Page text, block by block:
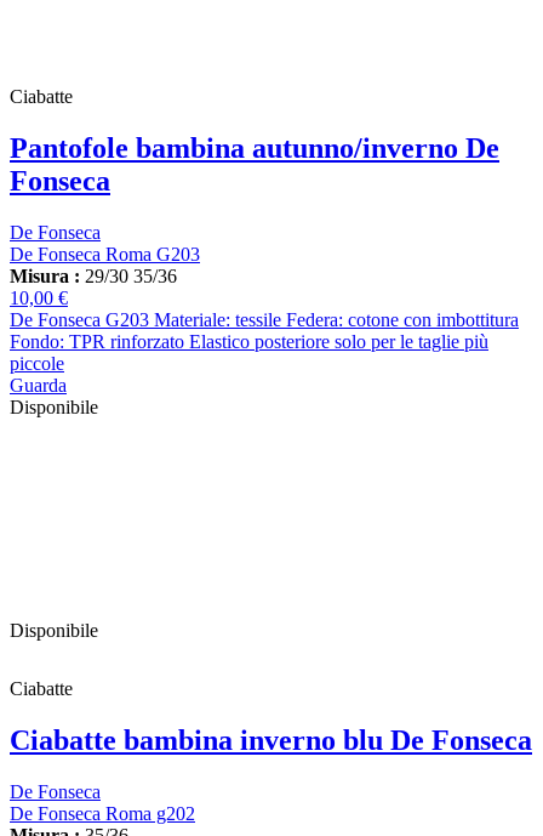
Disponibile
Ciabatte
Pantofole bambina autunno/inverno De
Fonseca
De Fonseca
De Fonseca Roma G203
Misura : 29/30 35/36
10,00 €
De Fonseca G203 Materiale: tessile Federa: cotone con imbottitura
Fondo: TPR rinforzato Elastico posteriore solo per le taglie più
piccole
Guarda
Disponibile
Ciabatte
Ciabatte bambina inverno blu De Fonseca
De Fonseca
De Fonseca Roma g202